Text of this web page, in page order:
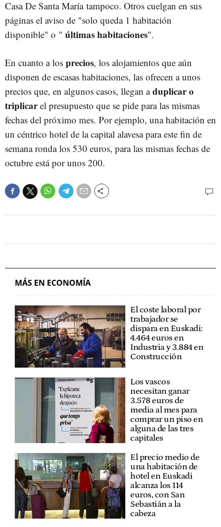
Casa De Santa María tampoco. Otros cuelgan en sus
páginas el aviso de "solo queda 1 habitación
disponible" o " últimas habitaciones".
En cuanto a los precios, los alojamientos que aún
disponen de escasas habitaciones, las ofrecen a unos
precios que, en algunos casos, llegan aduplicar o
triplicarel presupuesto que se pide para las mismas
fechas del próximo mes. Por ejemplo, una habitación en
un céntrico hotel de la capital alavesa para este fin de
semana ronda los 530 euros, para las mismas fechas de
octubre está por unos 200.
MÁS EN ECONOMÍA
El coste laboral por
trabajador se
dispara en Euskadi:
4.464 euros en
Industria y 3.884 en
Construcción
Los vascos
necesitan ganar
3.578 euros de
media al mes para
comprar un piso en
alguna de las tres
capitales
El precio medio de
una habitación de
hotel en Euskadi
alcanza los 114
euros, con San
Sebastián a la
cabeza